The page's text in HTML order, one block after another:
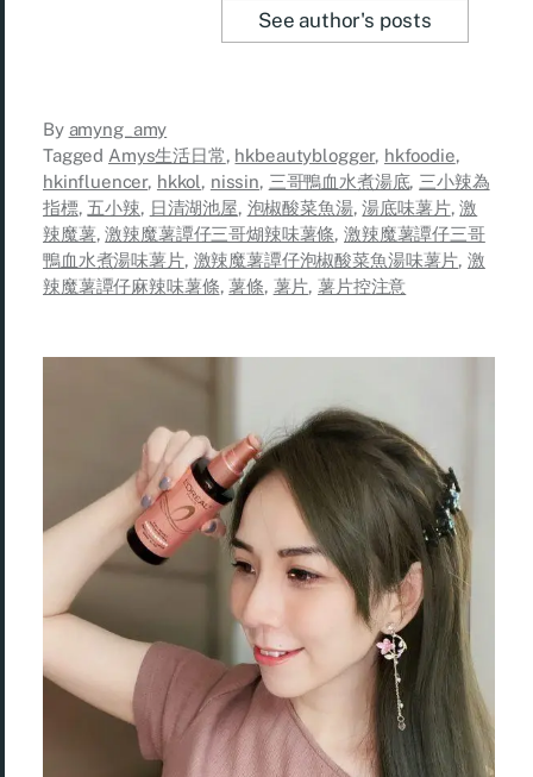
See author's posts
By amyng_amy
Tagged Amys生活日常, hkbeautyblogger, hkfoodie,
hkinfluencer, hkkol, nissin, 三哥鴨血水煮湯底,三小辣為
指標, 五小辣, 日清湖池屋, 泡椒酸菜魚湯,湯底味薯片,激
辣魔薯,激辣魔薯譚仔三哥煳辣味薯條,激辣魔薯譚仔三哥
鴨血水煮湯味薯片, 激辣魔薯譚仔泡椒酸菜魚湯味薯片, 激
辣魔薯譚仔麻辣味薯條,薯條, 薯片,薯片控注意